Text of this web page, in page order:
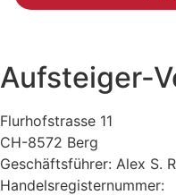
Aufsteiger-
Flurhofstrasse 11
CH-8572 Berg
Geschäftsführer: Alex S.
Handelsregisternummer: